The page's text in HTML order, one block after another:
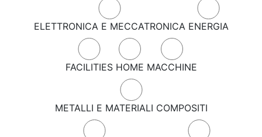
ELETTRONICA E MECCATRONICA ENERGIA
FACILITIES HOME MACCHINE
METALLI E MATERIALI COMPOSITI